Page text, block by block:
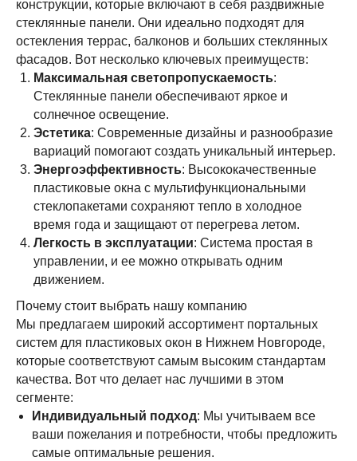
конструкции, которые включают в себя раздвижные
стеклянные панели. Они идеально подходят для
остекления террас, балконов и больших стеклянных
фасадов. Вот несколько ключевых преимуществ:
Максимальная светопропускаемость:
Стеклянные панели обеспечивают яркое и
солнечное освещение.
Эстетика: Современные дизайны и разнообразие
вариаций помогают создать уникальный интерьер.
Энергоэффективность: Высококачественные
пластиковые окна с мультифункциональными
стеклопакетами сохраняют тепло в холодное
время года и защищают от перегрева летом.
Легкость в эксплуатации: Система простая в
управлении, и ее можно открывать одним
движением.
Почему стоит выбрать нашу компанию
Мы предлагаем широкий ассортимент портальных
систем для пластиковых окон в Нижнем Новгороде,
которые соответствуют самым высоким стандартам
качества. Вот что делает нас лучшими в этом
сегменте:
Индивидуальный подход: Мы учитываем все
ваши пожелания и потребности, чтобы предложить
самые оптимальные решения.